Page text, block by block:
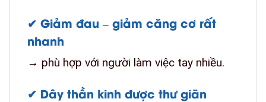
✔ Giảm đau – giảm căng cơ rất
nhanh
→ phù hợp với người làm việc tay nhiều.
✔ Dây thần kinh được thư giãn